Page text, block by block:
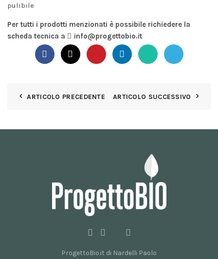
pulibile
Per tutti i prodotti menzionati è possibile richiedere la
scheda tecnica a
info@progettobio.it
ARTICOLO PRECEDENTE ARTICOLO SUCCESSIVO
ProgettoBio.it di Nardelli Paolo